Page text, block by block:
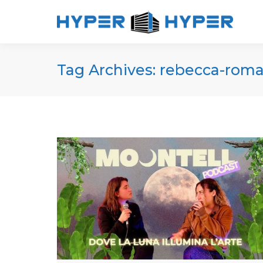
Tag Archives: rebecca-